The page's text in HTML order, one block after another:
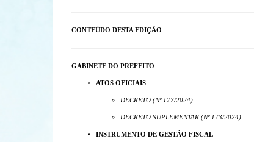
CONTEÚDO DESTA EDIÇÃO
GABINETE DO PREFEITO
ATOS OFICIAIS
DECRETO (Nº 177/2024)
DECRETO SUPLEMENTAR (Nº 173/2024)
INSTRUMENTO DE GESTÃO FISCAL